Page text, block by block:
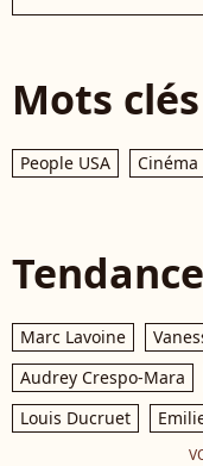
Mots clés
People USA Cinéma
Marc Lavoine
Audrey Crespo-Mara
Louis Ducruet